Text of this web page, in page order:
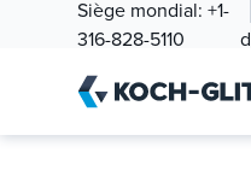
Siège mondial: +1-
316-828-5110